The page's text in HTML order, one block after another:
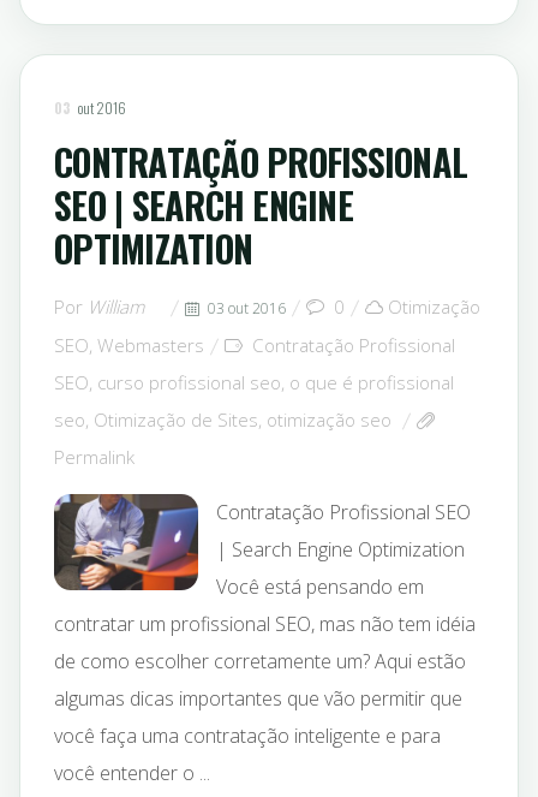
03 out 2016
CONTRATAÇÃO PROFISSIONAL
SEO | SEARCH ENGINE
OPTIMIZATION
Por William 03 out 2016 0
Otimização
SEO, Webmasters
Contratação Profissional
SEO, curso profissional seo, o que é profissional
seo, Otimização de Sites, otimização seo
Permalink
Contratação Profissional SEO
| Search Engine Optimization
Você está pensando em
contratar um profissional SEO, mas não tem idéia
de como escolher corretamente um? Aqui estão
algumas dicas importantes que vão permitir que
você faça uma contratação inteligente e para
você entender o ...